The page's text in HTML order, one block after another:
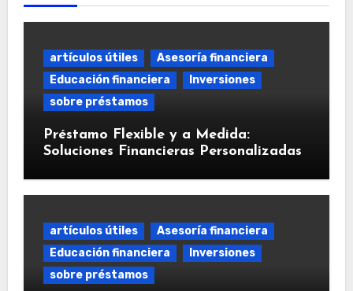
artículos útiles
Asesoría financiera
Educación financiera
Inversiones
sobre préstamos
Préstamo Flexible y a Medida:
Soluciones Financieras Personalizadas
artículos útiles
Asesoría financiera
Educación financiera
Inversiones
sobre préstamos